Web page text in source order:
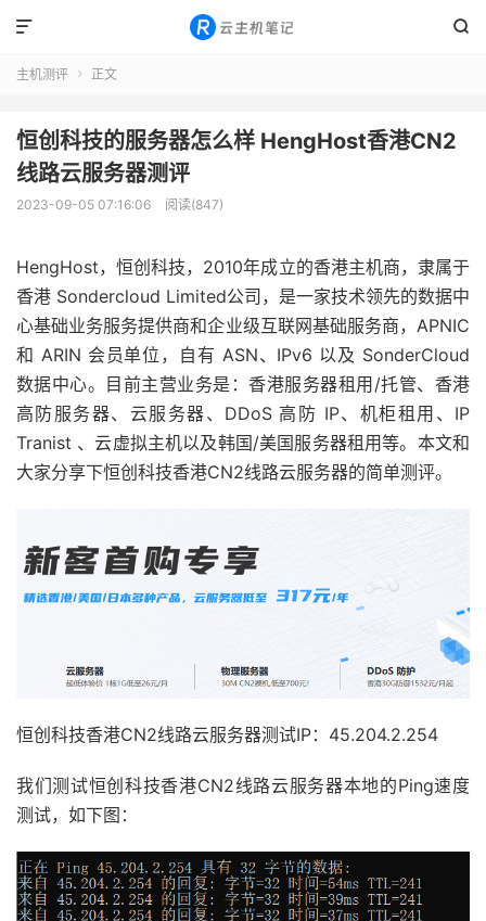


主机测评  正文
恒创科技的服务器怎么样 HengHost香港CN2
线路云服务器测评
2023-09-05 07:16:06 阅读(847)
HengHost，恒创科技，2010年成立的香港主机商，隶属于
香港 Sondercloud Limited公司，是一家技术领先的数据中
心基础业务服务提供商和企业级互联网基础服务商，APNIC
和 ARIN 会员单位，自有 ASN、IPv6 以及 SonderCloud
数据中心。目前主营业务是：香港服务器租用/托管、香港
高防服务器、云服务器、DDoS 高防 IP、机柜租用、IP
Tranist 、云虚拟主机以及韩国/美国服务器租用等。本文和
大家分享下恒创科技香港CN2线路云服务器的简单测评。
恒创科技香港CN2线路云服务器测试IP：45.204.2.254
我们测试恒创科技香港CN2线路云服务器本地的Ping速度
测试，如下图：